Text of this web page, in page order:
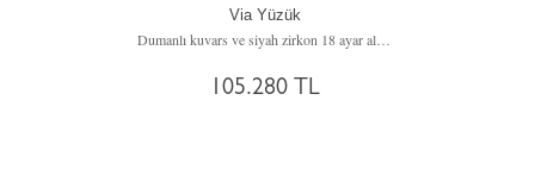
Via Yüzük
Dumanlı kuvars ve siyah zirkon 18 ayar altın yüzük
105.280 TL